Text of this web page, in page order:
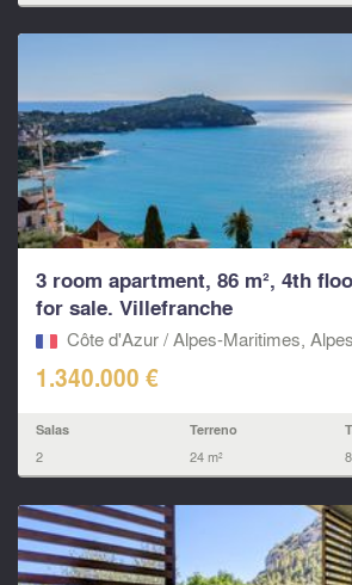
3 room apartment, 86 m², 4th
for sale. Villefranche
Côte d'Azur / Alpes-Maritimes,
1.340.000 €
Salas
2
Terreno
24 m²